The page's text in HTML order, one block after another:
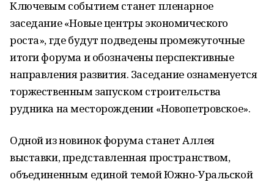
Ключевым событием станет пленарное
заседание «Новые центры экономического
роста», где будут подведены промежуточные
итоги форума и обозначены перспективные
направления развития. Заседание ознаменуется
торжественным запуском строительства
рудника на месторождении «Новопетровское».
Одной из новинок форума станет Аллея
выставки, представленная пространством,
объединенным единой темой Южно-Уральской